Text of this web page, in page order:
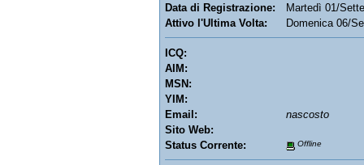
Data di Registrazione:
Martedì 01/
Attivo l'Ultima Volta:
Domenica 06/
ICQ:
AIM:
MSN:
YIM:
Email:
nascosto
Sito Web:
Status Corrente:
Offline